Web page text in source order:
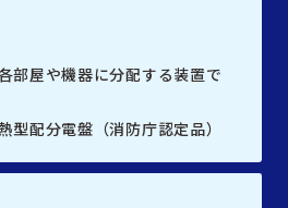
部屋や機器に分配する装置で
型配分電盤（消防庁認定品）